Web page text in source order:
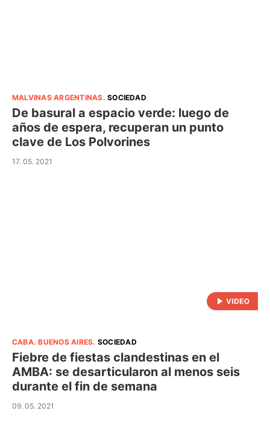
MALVINAS ARGENTINAS.SOCIEDAD
De basural a espacio verde: luego de
años de espera, recuperan un punto
clave de Los Polvorines
17. 05. 2021
CABA.BUENOS AIRES. SOCIEDAD
Fiebre de fiestas clandestinas en el
AMBA: se desarticularon al menos seis
durante el fin de semana
09. 05. 2021